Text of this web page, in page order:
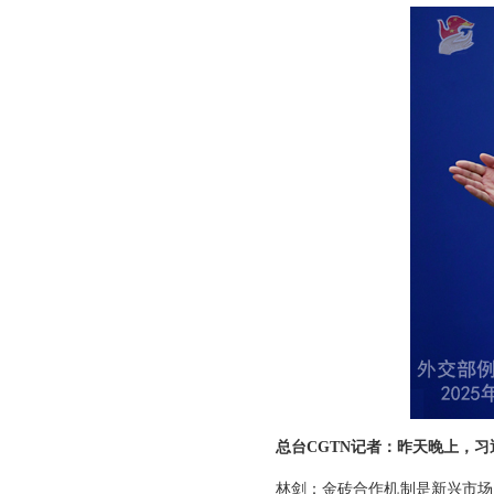
总台CGTN记者：昨天晚上，
林剑：金砖合作机制是新兴市